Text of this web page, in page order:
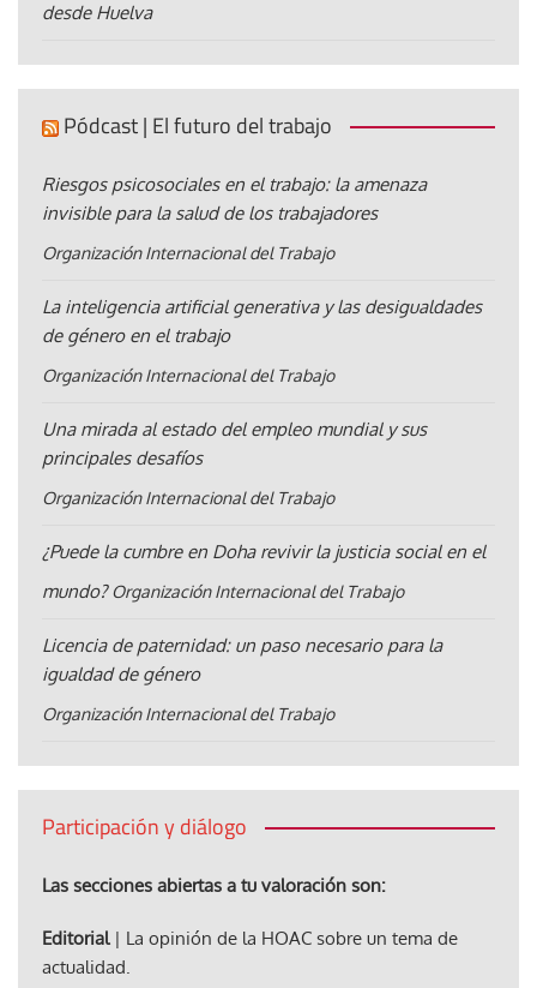
desde Huelva
Pódcast | El futuro del trabajo
Riesgos psicosociales en el trabajo: la amenaza
invisible para la salud de los trabajadores
Organización Internacional del Trabajo
La inteligencia artificial generativa y las desigualdades
de género en el trabajo
Organización Internacional del Trabajo
Una mirada al estado del empleo mundial y sus
principales desafíos
Organización Internacional del Trabajo
¿Puede la cumbre en Doha revivir la justicia social en el
mundo? Organización Internacional del Trabajo
Licencia de paternidad: un paso necesario para la
igualdad de género
Organización Internacional del Trabajo
Participación y diálogo
Las secciones abiertas a tu valoración son:
Editorial| La opinión de la HOAC sobre un tema de
actualidad.